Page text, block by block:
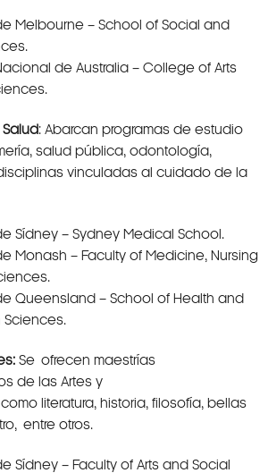
Melbourne – School of Social and
de Australia – College of Arts
: Abarcan programas de estudio
salud pública, odontología,
vinculadas al cuidado de la
Sídney – Sydney Medical School.
Monash – Faculty of Medicine, Nursing
Queensland – School of Health and
Sciences.
Se ofrecen maestrías
de las Artes y
literatura, historia, filosofía, bellas
entre otros.
Sídney – Faculty of Arts and Social